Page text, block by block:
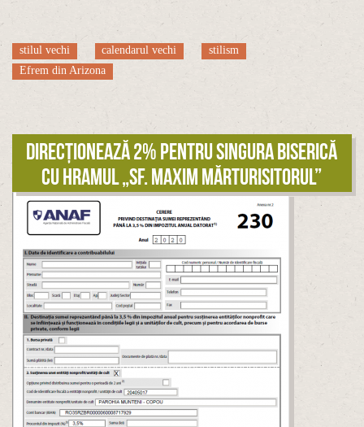
stilul vechi calendarul vechi
stilism
Efrem din Arizona
Direcționează 2% pentru singura biserică
cu hramul „Sf. Maxim Mărturisitorul”